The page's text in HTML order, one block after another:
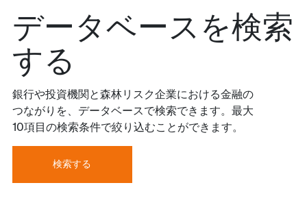
データベースを検索
する
銀行や投資機関と森林リスク企業における金融の
つながりを、データベースで検索できます。最大
10項目の検索条件で絞り込むことができます。
検索する